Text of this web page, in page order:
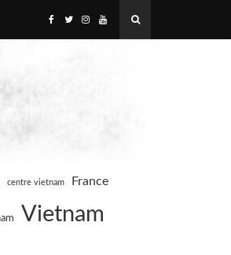
centre vietnam France
Vietnam